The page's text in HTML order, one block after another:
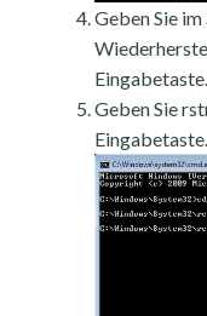
Geben Sie
Eingabetaste.
Geben Sie
Eingabetaste.